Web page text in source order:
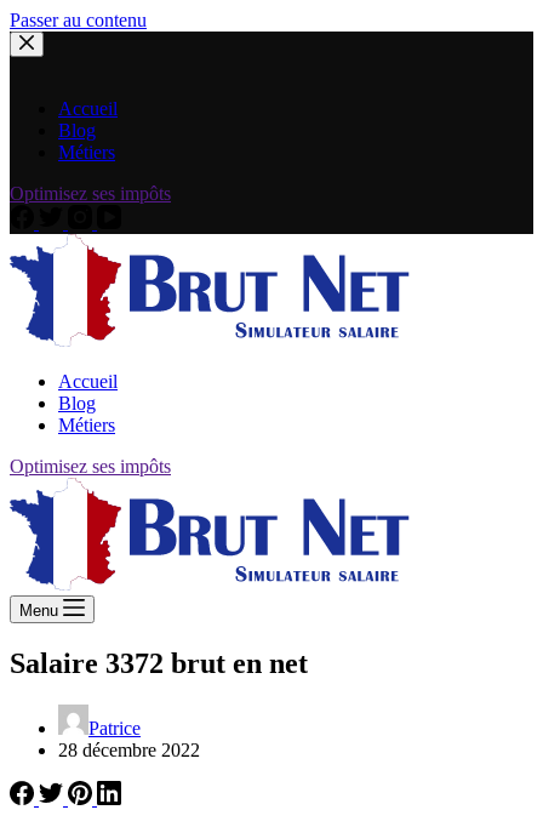
Passer au contenu
Accueil
Blog
Métiers
Optimisez ses impôts
Accueil
Blog
Métiers
Optimisez ses impôts
Menu
Salaire 3372 brut en net
Patrice
28 décembre 2022